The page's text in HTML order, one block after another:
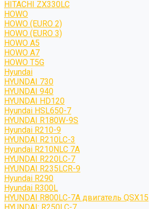
HITACHI ZX330LC
HOWO
HOWO (EURO 2)
HOWO (EURO 3)
HOWO A5
HOWO A7
HOWO T5G
Hyundai
HYUNDAI 730
HYUNDAI 940
HYUNDAI HD120
Hyundai HSL650-7
HYUNDAI R180W-9S
Hyundai R210-9
HYUNDAI R210LC-3
Hyundai R210NLC 7A
HYUNDAI R220LC-7
HYUNDAI R235LCR-9
Hyundai R290
Hyundai R300L
HYUNDAI R800LC-7A двигатель QSX15